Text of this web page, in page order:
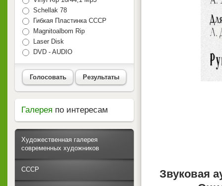
Звуковая
Schellak 78
Гибкая Пластинка СССР
Magnitoalbom Rip
Laser Disk
DVD - AUDIO
Голосовать Результаты
Галерея по интересам
Художественная галерея
современных художников
СССР